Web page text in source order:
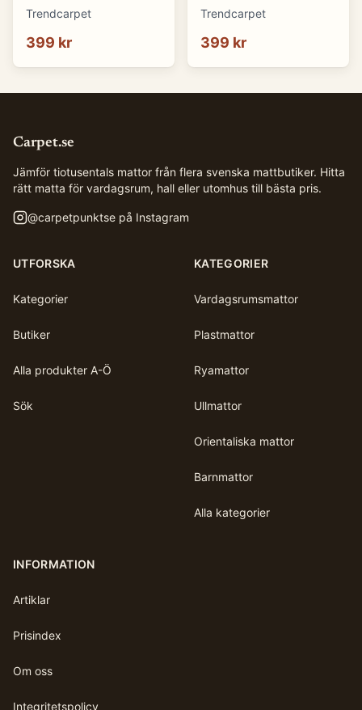
(blå) (Storlek: 70 x 50
Trendcarpet
399 kr
(brun) (Storlek: 70 x 50
Trendcarpet
399 kr
Carpet.se
Jämför tiotusentals mattor från flera svenska mattbutiker. Hitta
rätt matta för vardagsrum, hall eller utomhus till bästa pris.
@carpetpunktse på Instagram
UTFORSKA
Kategorier
Butiker
Alla produkter A-Ö
Sök
KATEGORIER
Vardagsrumsmattor
Plastmattor
Ryamattor
Ullmattor
Orientaliska mattor
Barnmattor
Alla kategorier
INFORMATION
Artiklar
Prisindex
Om oss
Integritetspolicy